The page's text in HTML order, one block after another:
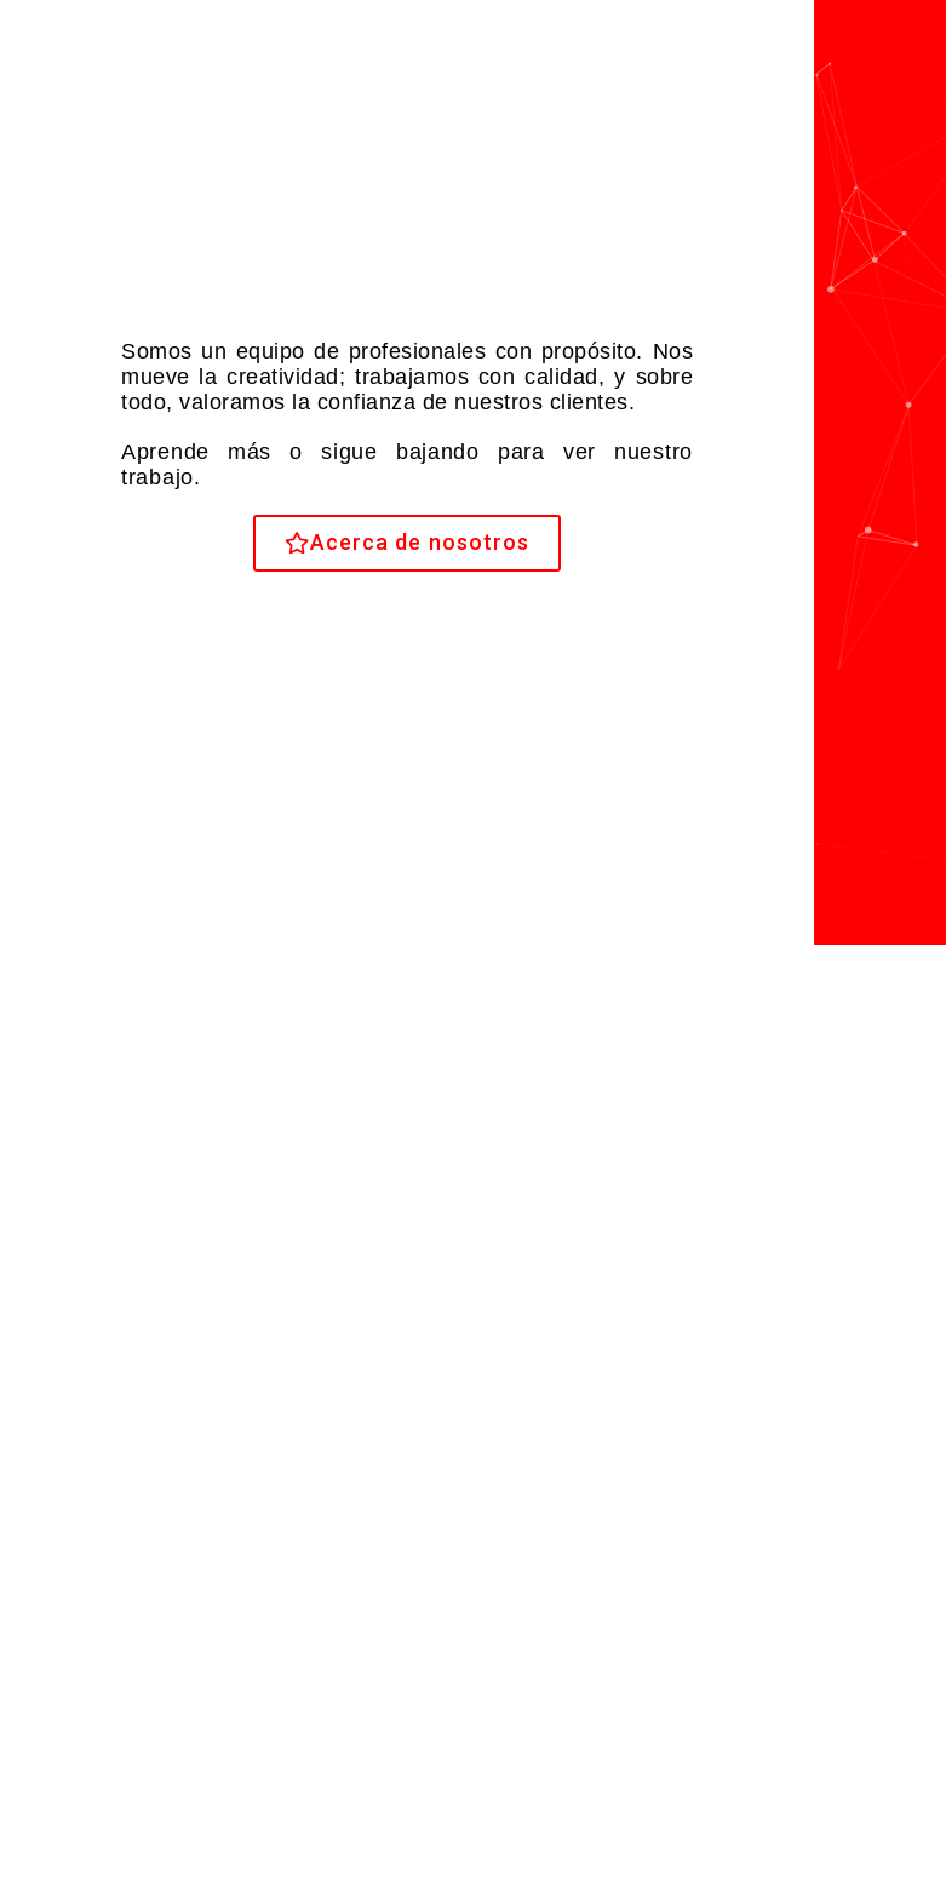
Somos un equipo de profesionales con propósito. Nos
mueve la creatividad; trabajamos con calidad, y sobre
todo, valoramos la confianza de nuestros clientes.
Aprende más o sigue bajando para ver nuestro
trabajo.
Acerca de nosotros